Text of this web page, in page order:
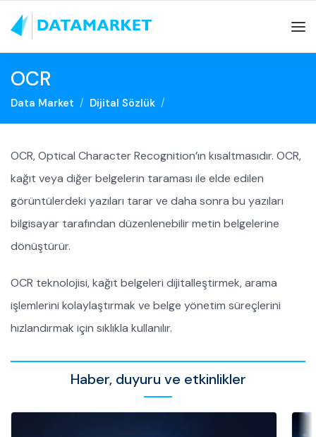
OCR
Data Market Dijital Sözlük
OCR, Optical Character Recognition’ın kısaltmasıdır. OCR,
kağıt veya diğer belgelerin taraması ile elde edilen
görüntülerdeki yazıları tarar ve daha sonra bu yazıları
bilgisayar tarafından düzenlenebilir metin belgelerine
dönüştürür.
OCR teknolojisi, kağıt belgeleri dijitalleştirmek, arama
işlemlerini kolaylaştırmak ve belge yönetim süreçlerini
hızlandırmak için sıklıkla kullanılır.
Haber, duyuru ve etkinlikler